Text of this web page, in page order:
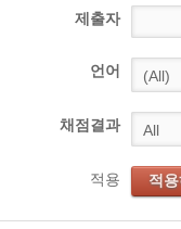
제출자
언어
채점결과
적용 적